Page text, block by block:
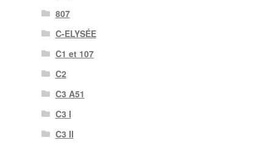
807
C-ELYSÉE
C1 et 107
C2
C3 A51
C3 I
C3 II